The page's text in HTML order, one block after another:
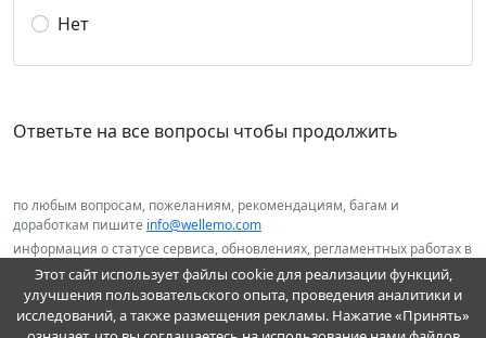
Нет
Ответьте на все вопросы чтобы продолжить
по любым вопросам, пожеланиям, рекомендациям, багам и
доработкам пишите info@wellemo.com
информация о статусе сервиса, обновлениях, регламентных работах в
нашем telegram канале@wellemo
Этот сайт использует файлы cookie для реализации функций,
улучшения пользовательского опыта, проведения аналитики и
исследований, а также размещения рекламы. Нажатие «Принять»